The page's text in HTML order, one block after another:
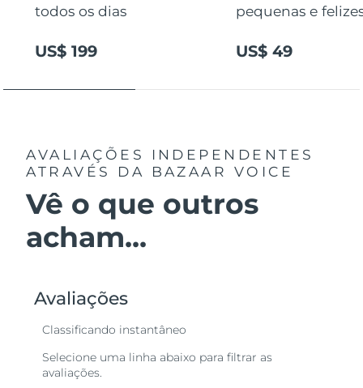
todos os dias
US$ 199
pequenas e
US$ 49
AVALIAÇÕES INDEPENDENTES
ATRAVÉS DA BAZAAR VOICE
Vê o que outros
acham...